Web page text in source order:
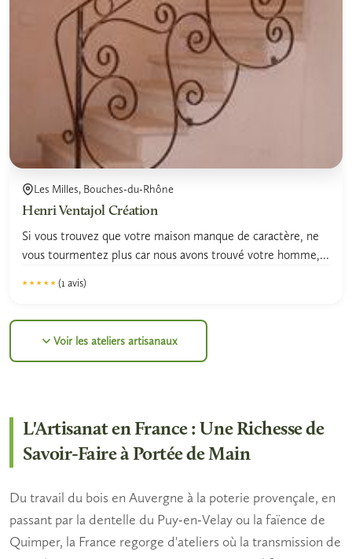
Les Milles, Bouches-du-Rhône
Henri Ventajol Création
Si vous trouvez que votre maison manque de caractère, ne
vous tourmentez plus car nous avons trouvé votre homme,...
★★★★★
★★★★★ (1 avis)
Voir les ateliers artisanaux
L'Artisanat en France : Une Richesse de
Savoir-Faire à Portée de Main
Du travail du bois en Auvergne à la poterie provençale, en
passant par la dentelle du Puy-en-Velay ou la faïence de
Quimper, la France regorge d'ateliers où la transmission de